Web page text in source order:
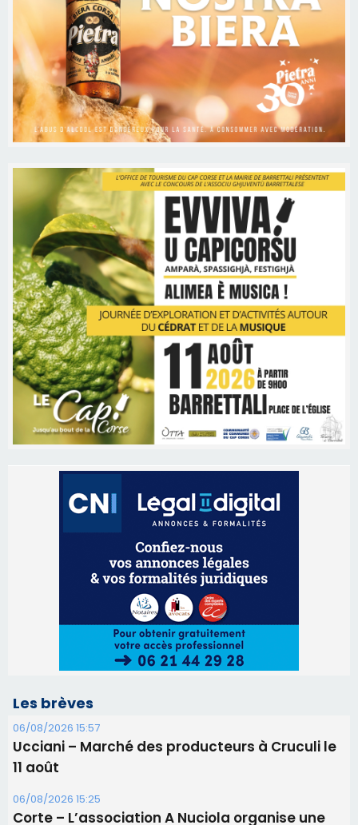
Les brèves
Ucciani – Marché des producteurs à Cruculi le
11 août
06/08/2026 15:25
projection sous les étoiles